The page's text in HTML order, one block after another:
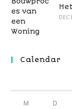
Calendar
M D